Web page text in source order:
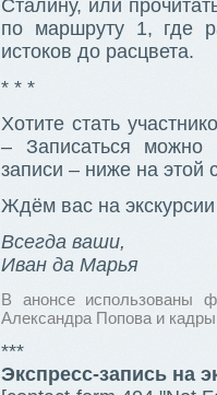
Сталину, или
по маршруту 1, где
истоков до расцвета.
* * *
Хотите стать
– Записаться
записи – ниже на этой
Ждём вас на
Всегда ваши,
Иван да Марья
В анонсе использованы
Александра Попова и
***
Экспресс-запись на